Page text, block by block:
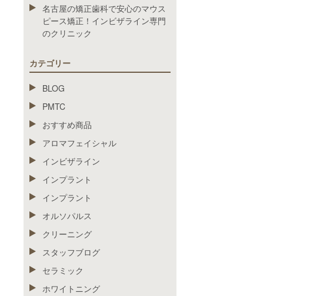
名古屋の矯正歯科で安心のマウス
ピース矯正！インビザライン専門
のクリニック
カテゴリー
BLOG
PMTC
おすすめ商品
アロマフェイシャル
インビザライン
インプラント
インプラント
オルソパルス
クリーニング
スタッフブログ
セラミック
ホワイトニング